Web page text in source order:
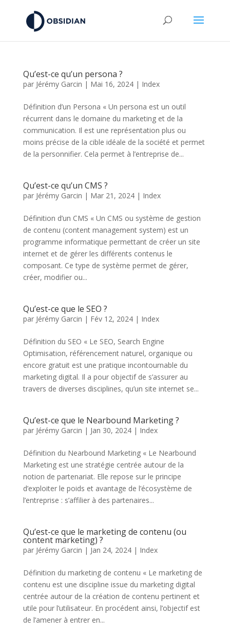
Qu’est-ce qu’un persona ?
par Jérémy Garcin | Mai 16, 2024| Index
Définition d’un Persona « Un persona est un outil
récurrent dans le domaine du marketing et de la
communication. Il est une représentation plus ou
moins précise de la cible idéale de la société et permet
de la personnifier. Cela permet à l’entreprise de...
Qu’est-ce qu’un CMS ?
par Jérémy Garcin | Mar 21, 2024| Index
Définition d’un CMS « Un CMS ou système de gestion
de contenu (content management system) est un
programme informatique permettant de créer un site
internet et de gérer les différents contenus le
composant. Ce type de système permet de gérer,
créer, modifier ou...
Qu’est-ce que le SEO ?
par Jérémy Garcin | Fév 12, 2024| Index
Définition du SEO « Le SEO, Search Engine
Optimisation, référencement naturel, organique ou
encore gratuit est une pratique incontournable du
marketing digital. Il a pour objectif de s’assurer au
travers de diverses disciplines, qu’un site internet se...
Qu’est-ce que le Nearbound Marketing ?
par Jérémy Garcin | Jan 30, 2024| Index
Définition du Nearbound Marketing « Le Nearbound
Marketing est une stratégie centrée autour de la
notion de partenariat. Elle repose sur le principe
d’exploiter le poids et avantage de l’écosystème de
l’entreprise : s’affilier à des partenaires...
Qu’est-ce que le marketing de contenu (ou
content marketing) ?
par Jérémy Garcin | Jan 24, 2024| Index
Définition du marketing de contenu « Le marketing de
contenu est une discipline issue du marketing digital
centrée autour de la création de contenu pertinent et
utile pour l’utilisateur. En procédent ainsi, l’objectif est
de l’amener à entrer en...